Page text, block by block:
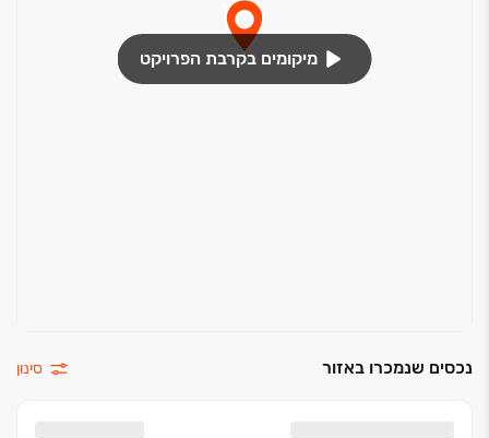
מיקומים בקרבת הפרויקט
נכסים שנמכרו באזור סינון